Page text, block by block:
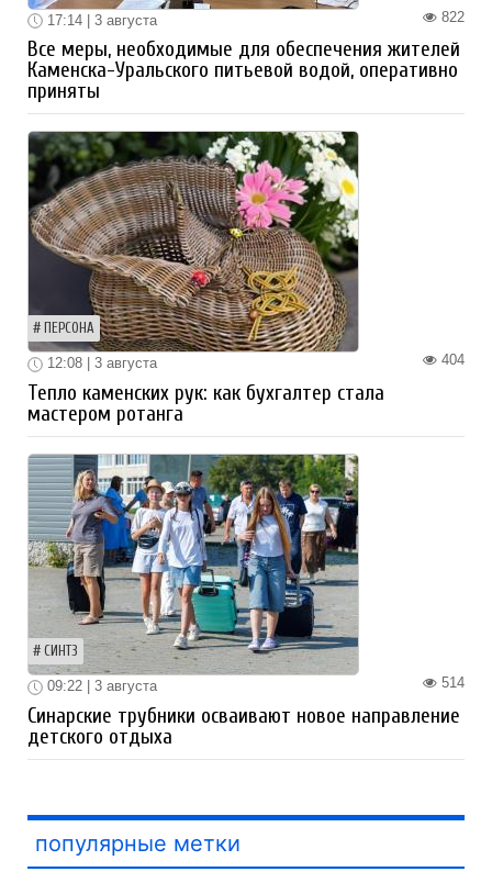
822
17:14 | 3 августа
Все меры, необходимые для обеспечения жителей
Каменска-Уральского питьевой водой, оперативно
приняты
ПЕРСОНА
404
12:08 | 3 августа
Тепло каменских рук: как бухгалтер стала
мастером ротанга
СИНТЗ
514
09:22 | 3 августа
Синарские трубники осваивают новое направление
детского отдыха
популярные метки